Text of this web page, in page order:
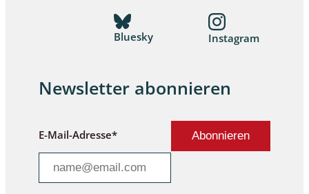
Bluesky Instagram
Newsletter abonnieren
E-Mail-Adresse*